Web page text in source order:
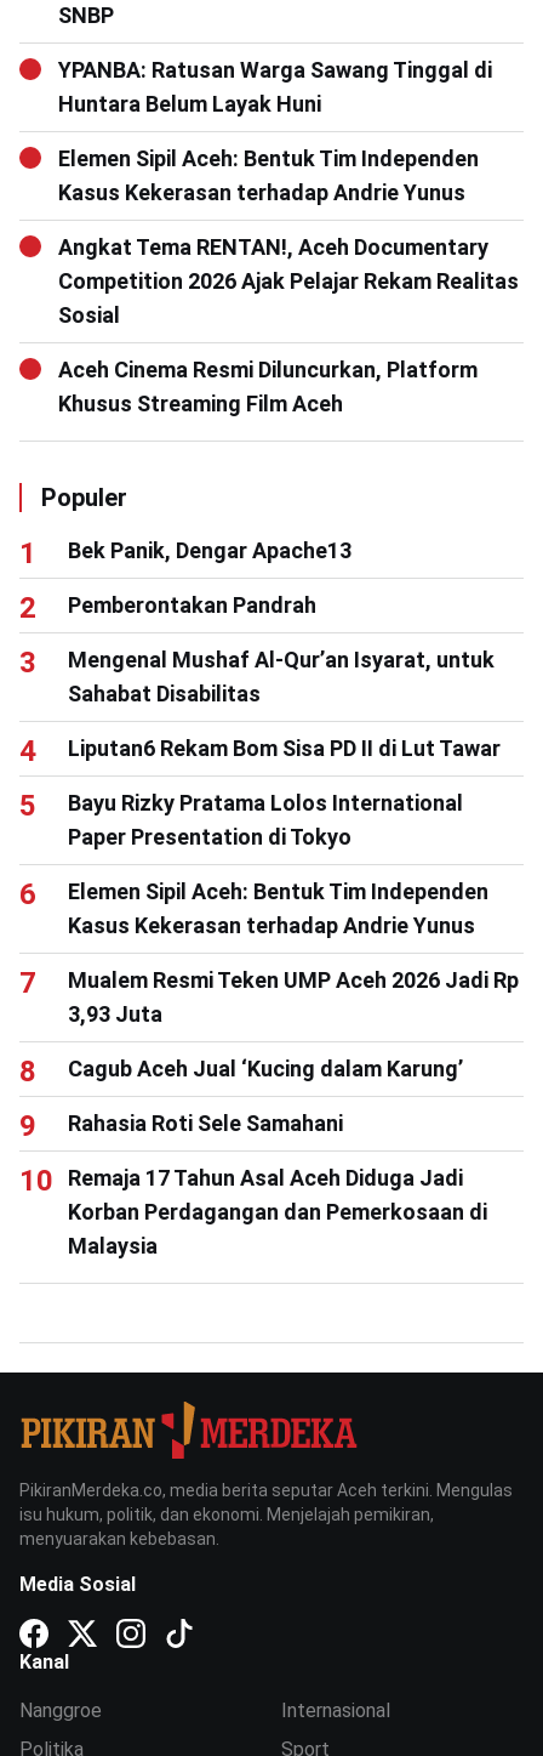
SNBP
YPANBA: Ratusan Warga Sawang Tinggal di
Huntara Belum Layak Huni
Elemen Sipil Aceh: Bentuk Tim Independen
Kasus Kekerasan terhadap Andrie Yunus
Angkat Tema RENTAN!, Aceh Documentary
Competition 2026 Ajak Pelajar Rekam Realitas
Sosial
Aceh Cinema Resmi Diluncurkan, Platform
Khusus Streaming Film Aceh
Populer
Bek Panik, Dengar Apache13
Pemberontakan Pandrah
Mengenal Mushaf Al-Qur’an Isyarat, untuk
Sahabat Disabilitas
Liputan6 Rekam Bom Sisa PD II di Lut Tawar
Bayu Rizky Pratama Lolos International
Paper Presentation di Tokyo
Elemen Sipil Aceh: Bentuk Tim Independen
Kasus Kekerasan terhadap Andrie Yunus
Mualem Resmi Teken UMP Aceh 2026 Jadi Rp
3,93 Juta
Cagub Aceh Jual ‘Kucing dalam Karung’
Rahasia Roti Sele Samahani
Remaja 17 Tahun Asal Aceh Diduga Jadi
Korban Perdagangan dan Pemerkosaan di
Malaysia
PikiranMerdeka.co, media berita seputar Aceh terkini. Mengulas
isu hukum, politik, dan ekonomi. Menjelajah pemikiran,
menyuarakan kebebasan.
Media Sosial
Kanal
Nanggroe
Politika
Internasional
Sport